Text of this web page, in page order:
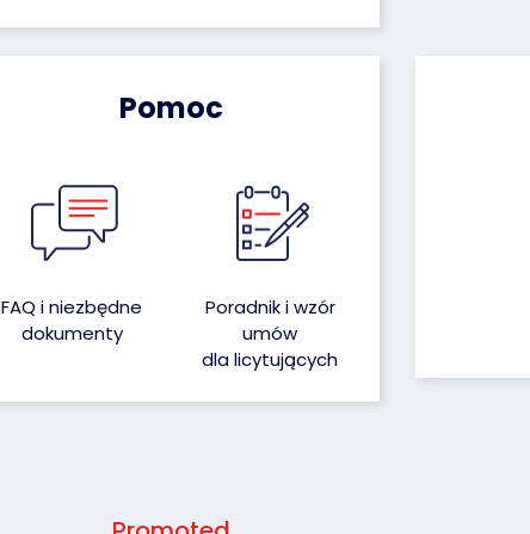
Pomoc
FAQ i niezbędne
dokumenty
Poradnik i wzór
umów
dla licytujących